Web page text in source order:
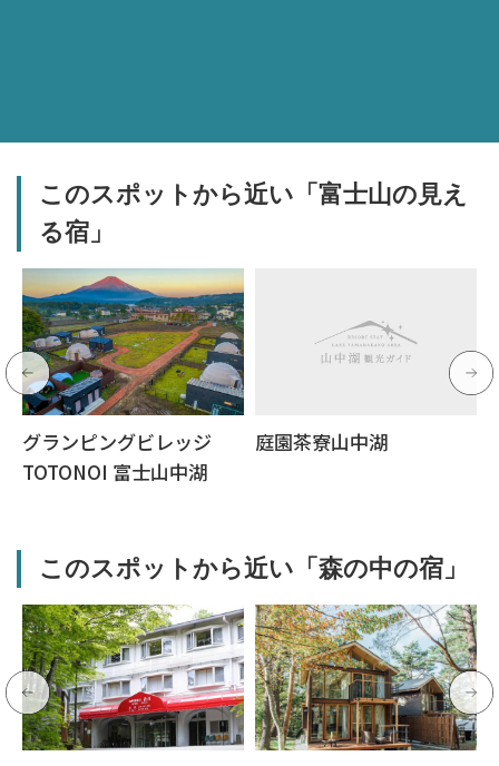
このスポットから近い「富士山の見え
る宿」
グランピングビレッジ
TOTONOI 富士山中湖
庭園茶寮山中湖
このスポットから近い「森の中の宿」